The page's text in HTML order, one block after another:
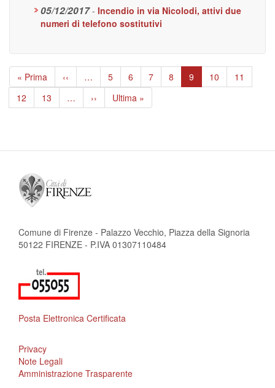
05/12/2017 - Incendio in via Nicolodi, attivi due
numeri di telefono sostitutivi
Paginazione
Prima
pagina
« Prima
Pagina
precedente
‹‹ … Page
5 Page
6 Page
7 Page
8
Pagina
attuale
9 Page
10 Page
11
Page
12 Page
13 …
Pagina
successiva
››
Ultima
pagina
Ultima »
Comune di Firenze - Palazzo Vecchio, Piazza della Signoria
50122 FIRENZE - P.IVA 01307110484
Posta Elettronica Certificata
Privacy
Note Legali
Amministrazione Trasparente